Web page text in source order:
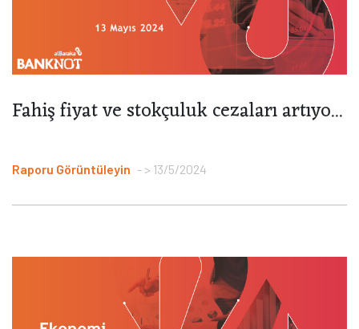
Fahiş fiyat ve stokçuluk cezaları artıyo...
Raporu Görüntüleyin > 13/5/2024